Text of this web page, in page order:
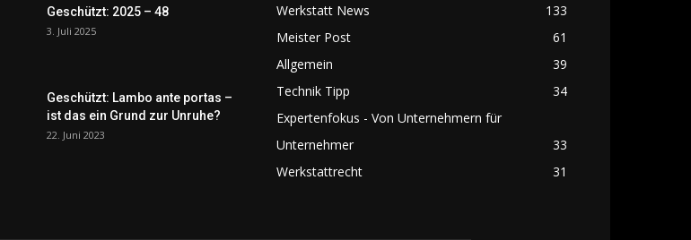
Geschützt: 2025 – 48
3. Juli 2025
Geschützt: Lambo ante portas –
ist das ein Grund zur Unruhe?
22. Juni 2023
Werkstatt News
133
Meister Post
61
Allgemein
39
Technik Tipp
34
Expertenfokus - Von Unternehmern für
Unternehmer
33
Werkstattrecht
31